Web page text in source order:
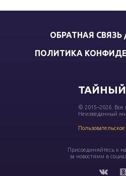
ОБРАТНАЯ СВЯЗЬ
ПОЛИТИКА
© 2015–2026.
Неизведанный
Присоединяйтесь к
за новостями в